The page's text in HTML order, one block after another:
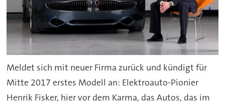
Meldet sich mit neuer Firma zurück und kündigt für
Mitte 2017 erstes Modell an: Elektroauto-Pionier
Henrik Fisker, hier vor dem Karma, das Autos, das im